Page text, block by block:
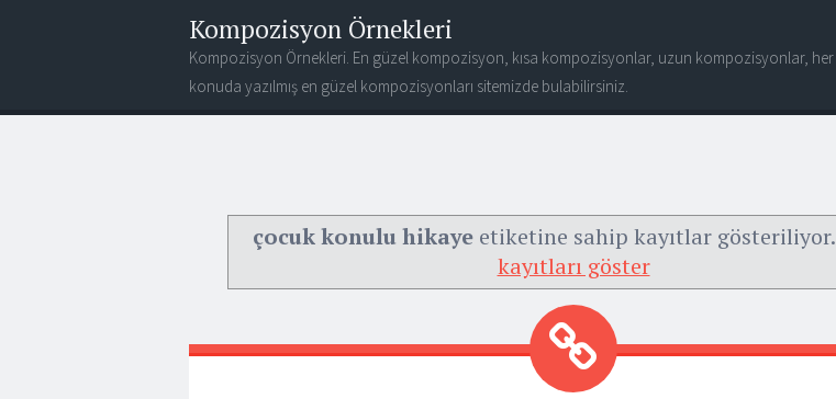
Kompozisyon Örnekleri
Kompozisyon Örnekleri. En güzel kompozisyon, kısa kompozisyonlar, uzun kompozisyonlar, her
konuda yazılmış en güzel kompozisyonları sitemizde bulabilirsiniz.
çocuk konulu hikayeetiketine sahip kayıtlar gösteriliyor.
kayıtları göster